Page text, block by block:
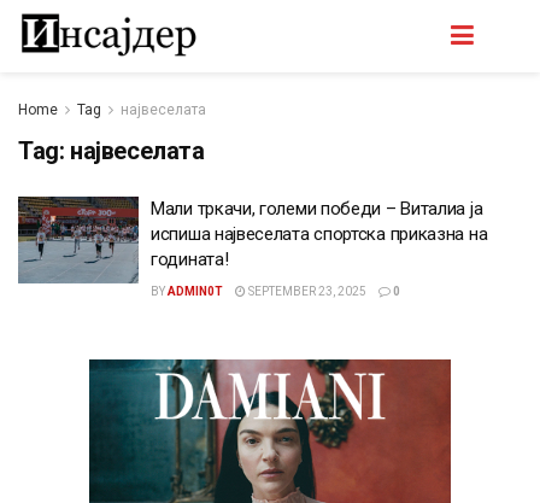
Home Tag највеселата
Tag: највеселата
Мали тркачи, големи победи – Виталиа ја
испиша највеселата спортска приказна на
годината!
BYADMIN0T SEPTEMBER 23, 2025 0